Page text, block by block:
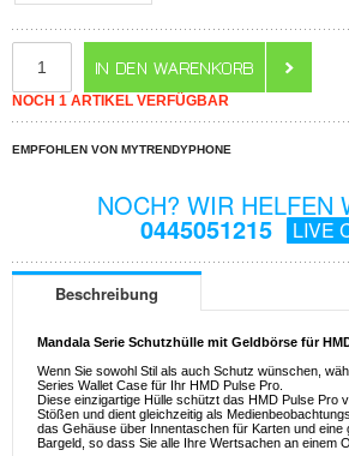
NOCH 1 ARTIKEL VERFÜGBAR
EMPFOHLEN VON MYTRENDYPHONE
NOCH? WIR HELFEN
0445051215 LIVE
Beschreibung
Mandala Serie Schutzhülle mit Geldbörse für
Wenn Sie sowohl Stil als auch Schutz wünschen,
Series Wallet Case für Ihr HMD Pulse Pro.
Diese einzigartige Hülle schützt das HMD Pulse Pro
Stößen und dient gleichzeitig als
das Gehäuse über Innentaschen für Karten und eine
Bargeld, so dass Sie alle Ihre Wertsachen an einem